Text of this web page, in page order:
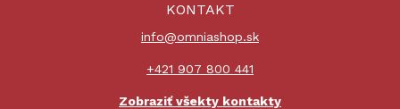
KONTAKT
info@omniashop.sk
+421 907 800 441
Zobraziť všekty kontakty